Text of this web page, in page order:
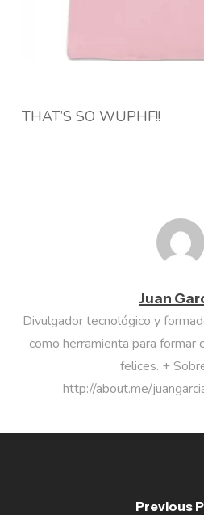
THAT’S SO WUPHF!!
Juan
Divulgador tecnológico y
como herramienta para formar
felices. +
http://about.me/
Previous